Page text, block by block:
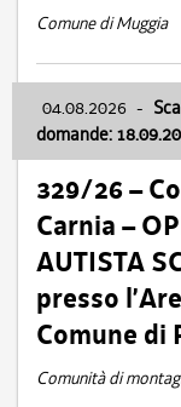
Comune di Muggia
04.08.2026 -
domande:
329/26 –
Carnia –
AUTISTA
presso
Comune di
Comunità di